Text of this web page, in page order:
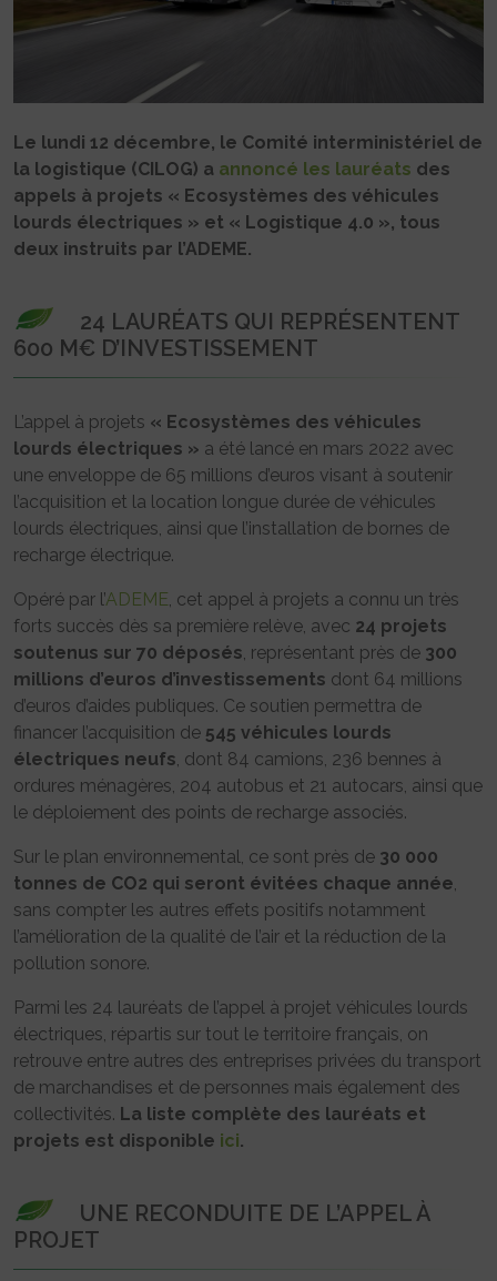
Le lundi 12 décembre, le Comité interministériel de
la logistique (CILOG) a annoncé les lauréats des
appels à projets « Ecosystèmes des véhicules
lourds électriques » et « Logistique 4.0 », tous
deux instruits par l’ADEME.
24 LAURÉATS QUI REPRÉSENTENT
600 M€ D’INVESTISSEMENT
L’appel à projets « Ecosystèmes des véhicules
lourds électriques » a été lancé en mars 2022 avec
une enveloppe de 65 millions d’euros visant à soutenir
l’acquisition et la location longue durée de véhicules
lourds électriques, ainsi que l’installation de bornes de
recharge électrique.
Opéré par l’ADEME, cet appel à projets a connu un très
forts succès dès sa première relève, avec 24 projets
soutenus sur 70 déposés, représentant près de 300
millions d’euros d’investissements dont 64 millions
d’euros d’aides publiques. Ce soutien permettra de
financer l’acquisition de 545 véhicules lourds
électriques neufs, dont 84 camions, 236 bennes à
ordures ménagères, 204 autobus et 21 autocars, ainsi que
le déploiement des points de recharge associés.
Sur le plan environnemental, ce sont près de 30 000
tonnes de CO2 qui seront évitées chaque année,
sans compter les autres effets positifs notamment
l’amélioration de la qualité de l’air et la réduction de la
pollution sonore.
Parmi les 24 lauréats de l’appel à projet véhicules lourds
électriques, répartis sur tout le territoire français, on
retrouve entre autres des entreprises privées du transport
de marchandises et de personnes mais également des
collectivités. La liste complète des lauréats et
projets est disponible ici.
UNE RECONDUITE DE L’APPEL À
PROJET